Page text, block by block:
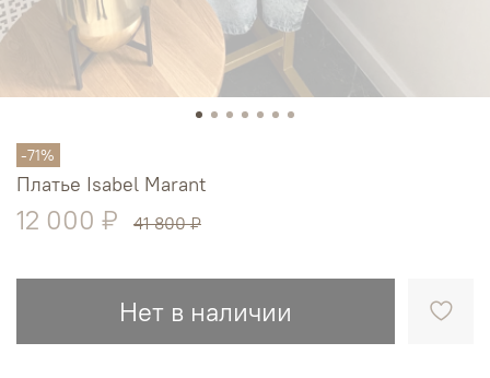
-71%
Платье Isabel Marant
12 000 ₽ 41 800 ₽
Нет в наличии